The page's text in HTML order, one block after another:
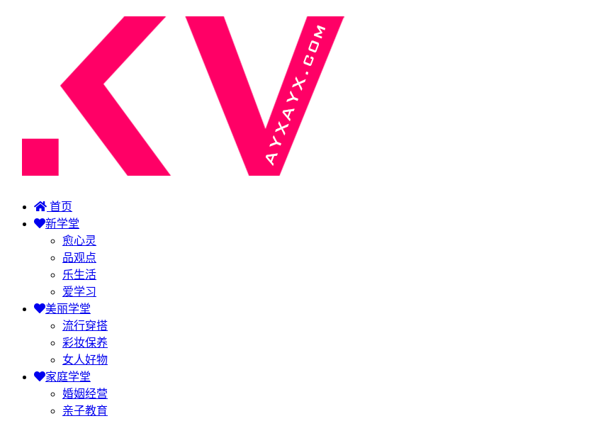
首页
新学堂
愈心灵
品观点
乐生活
爱学习
美丽学堂
流行穿搭
彩妆保养
女人好物
家庭学堂
婚姻经营
亲子教育